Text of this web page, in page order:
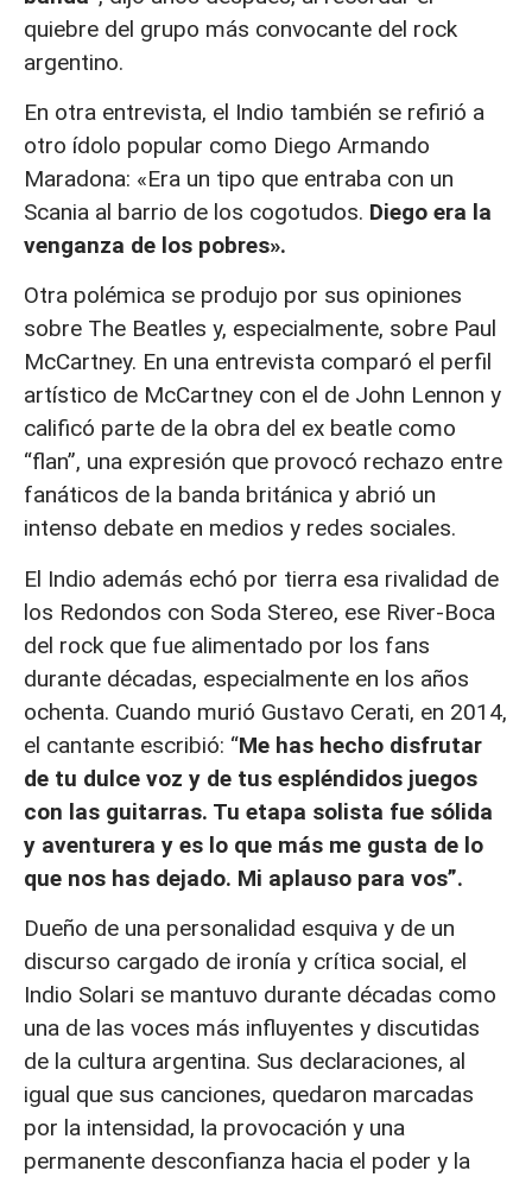
quiebre del grupo más convocante del rock
argentino.
En otra entrevista, el Indio también se refirió a
otro ídolo popular como Diego Armando
Maradona: «Era un tipo que entraba con un
Scania al barrio de los cogotudos. Diego era la
venganza de los pobres».
Otra polémica se produjo por sus opiniones
sobre The Beatles y, especialmente, sobre Paul
McCartney. En una entrevista comparó el perfil
artístico de McCartney con el de John Lennon y
calificó parte de la obra del ex beatle como
“flan”, una expresión que provocó rechazo entre
fanáticos de la banda británica y abrió un
intenso debate en medios y redes sociales.
El Indio además echó por tierra esa rivalidad de
los Redondos con Soda Stereo, ese River-Boca
del rock que fue alimentado por los fans
durante décadas, especialmente en los años
ochenta. Cuando murió Gustavo Cerati, en 2014,
el cantante escribió: “Me has hecho disfrutar
de tu dulce voz y de tus espléndidos juegos
con las guitarras. Tu etapa solista fue sólida
y aventurera y es lo que más me gusta de lo
que nos has dejado. Mi aplauso para vos”.
Dueño de una personalidad esquiva y de un
discurso cargado de ironía y crítica social, el
Indio Solari se mantuvo durante décadas como
una de las voces más influyentes y discutidas
de la cultura argentina. Sus declaraciones, al
igual que sus canciones, quedaron marcadas
por la intensidad, la provocación y una
permanente desconfianza hacia el poder y la